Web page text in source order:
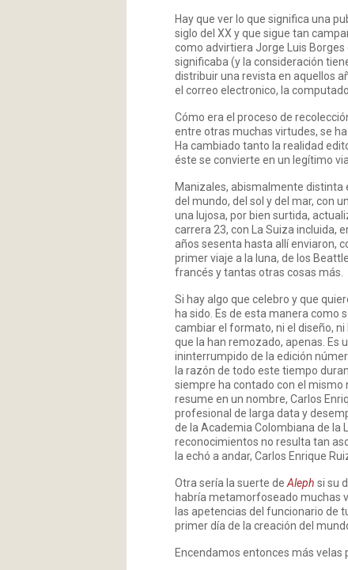
Hay que ver lo que significa una
siglo del XX y que sigue tan
como advirtiera Jorge Luis
significaba (y la consideración
distribuir una revista en aquellos
el correo electronico, la
Cómo era el proceso de
entre otras muchas virtudes, se
Ha cambiado tanto la realidad
éste se convierte en un legítimo
Manizales, abismalmente distinta
del mundo, del sol y del mar, con
una lujosa, por bien surtida,
carrera 23, con La Suiza incluida,
años sesenta hasta allí enviaron,
primer viaje a la luna, de los
francés y tantas otras cosas más.
Si hay algo que celebro y que
ha sido. Es de esta manera como
cambiar el formato, ni el diseño,
que la han remozado, apenas. Es
ininterrumpido de la edición
la razón de todo este tiempo
siempre ha contado con el
resume en un nombre, Carlos
profesional de larga data y
de la Academia Colombiana de la
reconocimientos no resulta tan
la echó a andar, Carlos Enrique
Otra sería la suerte deAleph si su
habría metamorfoseado muchas
las apetencias del funcionario de
primer día de la creación del
Encendamos entonces más velas